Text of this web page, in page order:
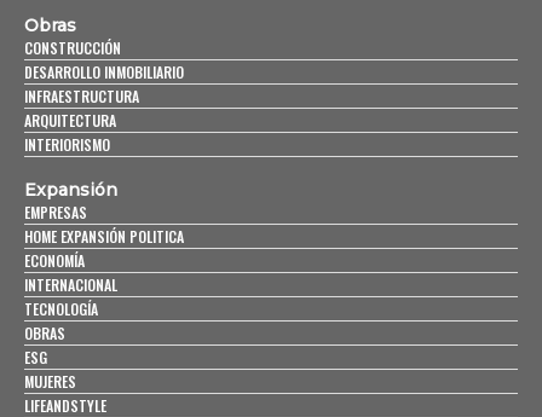
Obras
CONSTRUCCIÓN
DESARROLLO INMOBILIARIO
INFRAESTRUCTURA
ARQUITECTURA
INTERIORISMO
Expansión
EMPRESAS
HOME EXPANSIÓN POLITICA
ECONOMÍA
INTERNACIONAL
TECNOLOGÍA
OBRAS
ESG
MUJERES
LIFEANDSTYLE